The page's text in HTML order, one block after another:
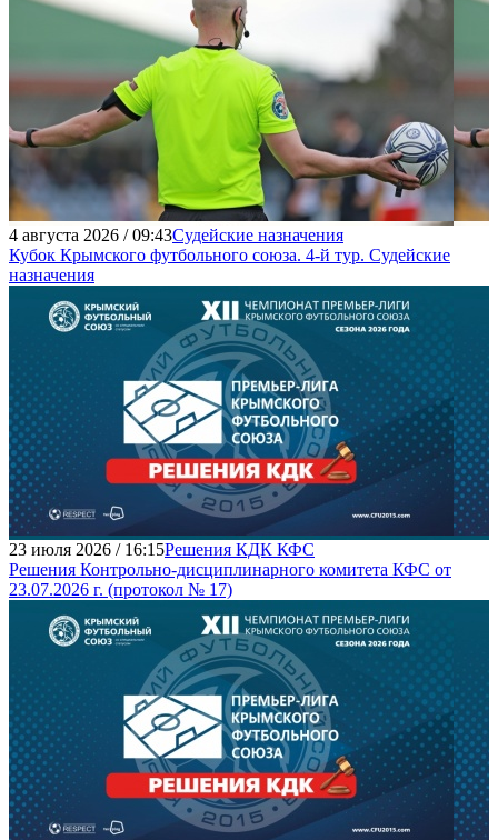
4 августа 2026 / 09:43Судейские назначения
Кубок Крымского футбольного союза. 4-й тур. Судейские
назначения
23 июля 2026 / 16:15Решения КДК КФС
Решения Контрольно-дисциплинарного комитета КФС от
23.07.2026 г. (протокол № 17)